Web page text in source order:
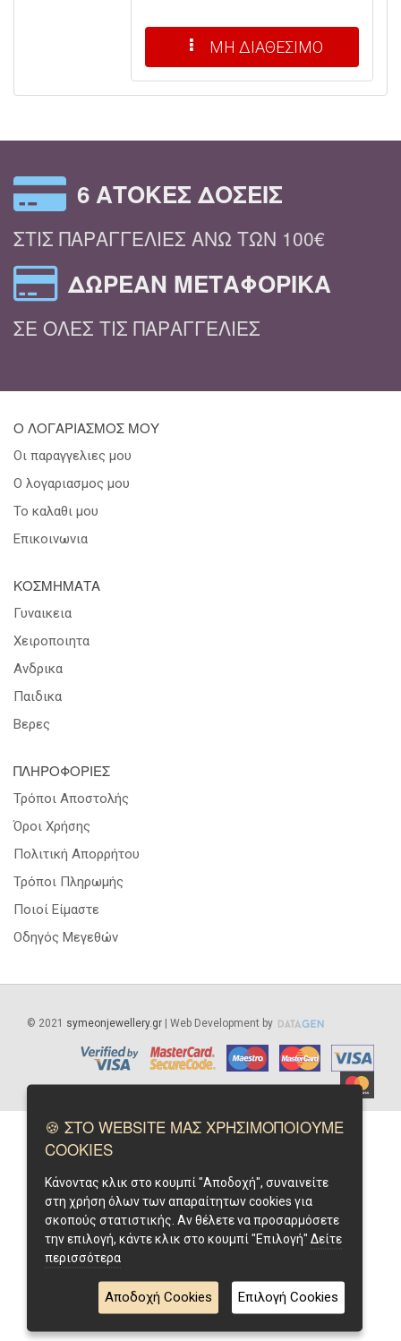
ΜΗ ΔΙΑΘΕΣΙΜΟ
6 ΆΤΟΚΕΣ ΔΌΣΕΙΣ
ΣΤΙΣ ΠΑΡΑΓΓΕΛΊΕΣ ΆΝΩ ΤΩΝ 100€
ΔΩΡΕΆΝ ΜΕΤΑΦΟΡΙΚΆ
ΣΕ ΌΛΕΣ ΤΙΣ ΠΑΡΑΓΓΕΛΊΕΣ
Ο ΛΟΓΑΡΙΑΣΜΟΣ ΜΟΥ
Οι παραγγελιες μου
Ο λογαριασμος μου
Το καλαθι μου
Επικοινωνια
ΚΟΣΜΗΜΑΤΑ
Γυναικεια
Χειροποιητα
Ανδρικα
Παιδικα
Βερες
ΠΛΗΡΟΦΟΡΙΕΣ
Τρόποι Αποστολής
Όροι Χρήσης
Πολιτική Απορρήτου
Τρόποι Πληρωμής
Ποιοί Είμαστε
Οδηγός Μεγεθών
© 2021 symeonjewellery.gr | Web Development by
🍪 ΣΤΟ WEBSITE ΜΑΣ ΧΡΗΣΙΜΟΠΟΙΟΥΜΕ
COOKIES
Κάνοντας κλικ στο κουμπί "Αποδοχή", συναινείτε
στη χρήση όλων των απαραίτητων cookies για
σκοπούς στατιστικής. Αν θέλετε να προσαρμόσετε
την επιλογή, κάντε κλικ στο κουμπί "Επιλογή" Δείτε
περισσότερα
Αποδοχή Cookies Επιλογή Cookies